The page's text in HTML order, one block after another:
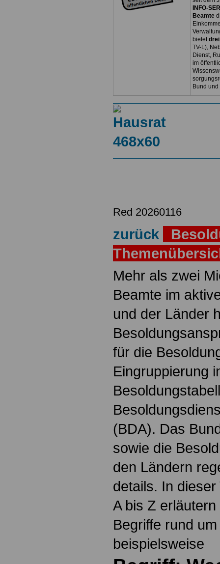
INFO-
Beamte
bietet
TV-L),
Dienst,
im
Bund
Red 20260116
zurück
Mehr als zwei
Beamte im
und der Länder
für die
Eingruppierung
(BDA). Das
sowie die
den Ländern
details. In
A bis Z
Begriffe rund
beispielsweise